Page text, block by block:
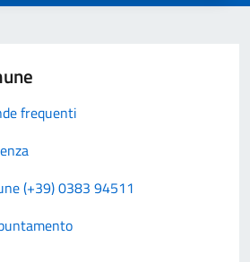
frequenti
(+39) 0383 94511